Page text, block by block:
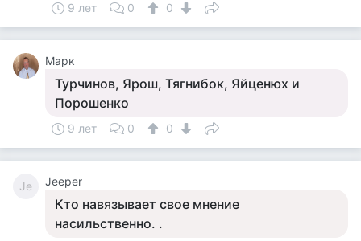
9 лет 0 0
Марк
Турчинов, Ярош, Тягнибок, Яйценюх и
Порошенко
9 лет 0 0
Je Jeeper
Кто навязывает свое мнение
насильственно. .